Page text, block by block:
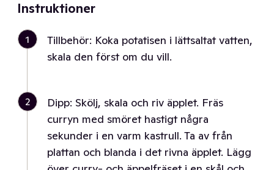
Instruktioner
1
Tillbehör: Koka potatisen i lättsaltat vatten,
skala den först om du vill.
2
Dipp: Skölj, skala och riv äpplet. Fräs
curryn med smöret hastigt några
sekunder i en varm kastrull. Ta av från
plattan och blanda i det rivna äpplet. Lägg